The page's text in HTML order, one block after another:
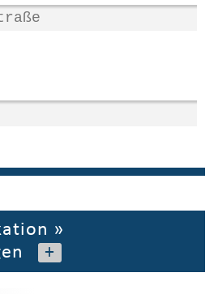
»
+